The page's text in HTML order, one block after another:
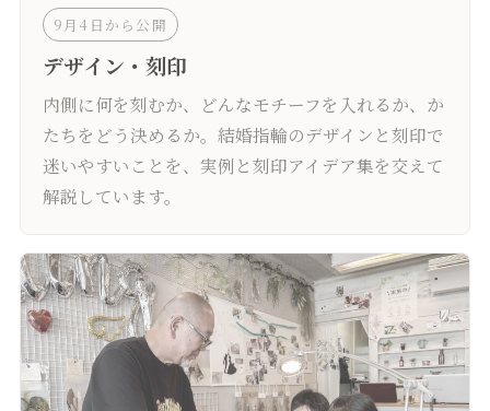
9月4日から公開
デザイン・刻印
内側に何を刻むか、どんなモチーフを入れるか、か
たちをどう決めるか。結婚指輪のデザインと刻印で
迷いやすいことを、実例と刻印アイデア集を交えて
解説しています。